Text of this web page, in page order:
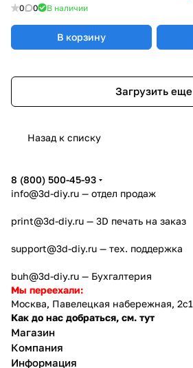
0 0 В наличии
В корзину
Загрузить еще
Назад к списку
8 (800) 500-45-93
info@3d-diy.ru — отдел продаж
print@3d-diy.ru — 3D печать на заказ
support@3d-diy.ru — тех. поддержка
buh@3d-diy.ru — Бухгалтерия
Мы переехали:
Москва, Павелецкая набережная, 2с1
Как до нас добраться, см. тут
Магазин
Компания
Информация